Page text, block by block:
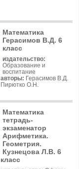
Математика
Герасимов В.Д. 6
класс
издательство:
Образование и
воспитание
авторы: Герасимов В.Д.
Пирютко О.Н.
Математика
тетрадь-
экзаменатор
Арифметика.
Геометрия.
Кузнецова Л.В. 6
класс